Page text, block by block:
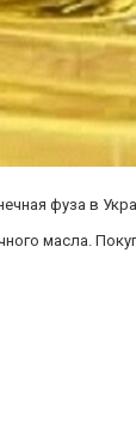
фуза в
масла.